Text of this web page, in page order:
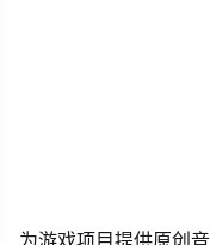
为游戏项目提供原创